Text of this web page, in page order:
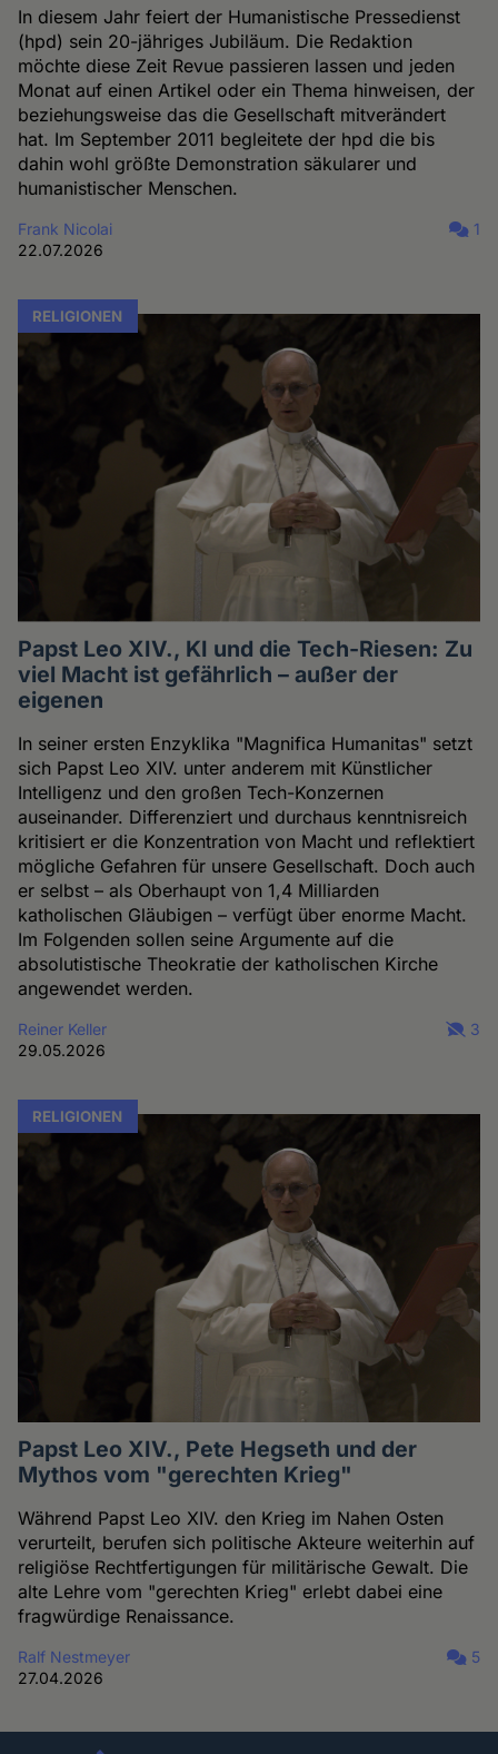
In diesem Jahr feiert der Humanistische Pressedienst
(hpd) sein 20-jähriges Jubiläum. Die Redaktion
möchte diese Zeit Revue passieren lassen und jeden
Monat auf einen Artikel oder ein Thema hinweisen, der
beziehungsweise das die Gesellschaft mitverändert
hat. Im September 2011 begleitete der hpd die bis
dahin wohl größte Demonstration säkularer und
humanistischer Menschen.
Frank Nicolai
22.07.2026
1
RELIGIONEN
Papst Leo XIV., KI und die Tech-Riesen: Zu
viel Macht ist gefährlich – außer der
eigenen
In seiner ersten Enzyklika "Magnifica Humanitas" setzt
sich Papst Leo XIV. unter anderem mit Künstlicher
Intelligenz und den großen Tech-Konzernen
auseinander. Differenziert und durchaus kenntnisreich
kritisiert er die Konzentration von Macht und reflektiert
mögliche Gefahren für unsere Gesellschaft. Doch auch
er selbst – als Oberhaupt von 1,4 Milliarden
katholischen Gläubigen – verfügt über enorme Macht.
Im Folgenden sollen seine Argumente auf die
absolutistische Theokratie der katholischen Kirche
angewendet werden.
Reiner Keller
29.05.2026
3
RELIGIONEN
Papst Leo XIV., Pete Hegseth und der
Mythos vom "gerechten Krieg"
Während Papst Leo XIV. den Krieg im Nahen Osten
verurteilt, berufen sich politische Akteure weiterhin auf
religiöse Rechtfertigungen für militärische Gewalt. Die
alte Lehre vom "gerechten Krieg" erlebt dabei eine
fragwürdige Renaissance.
Ralf Nestmeyer
27.04.2026
5